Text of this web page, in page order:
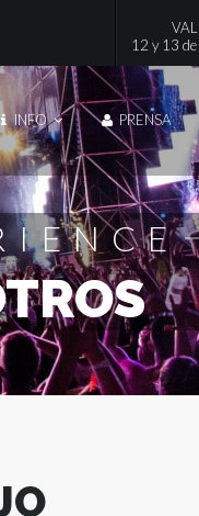
12 y 13
INFO PRENSA
ARTISTA
Y ENTREVISTAS